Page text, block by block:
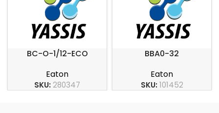
BC-O-1/12-ECO
Eaton
SKU:280347
BBA0-32
Eaton
SKU:101452